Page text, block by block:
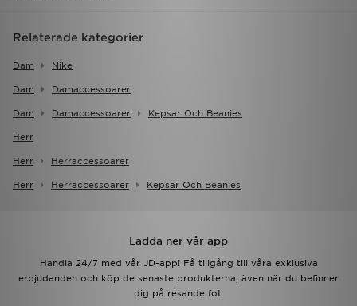
Relaterade kategorier
Dam Nike
Dam Damaccessoarer
Dam Damaccessoarer Kepsar Och Beanies
Herr
Herr Herraccessoarer
Herr Herraccessoarer Kepsar Och Beanies
Ladda ner vår app
Handla 24/7 med vår JD-app! Få tillgång till våra exklusiva
erbjudanden och köp de senaste produkterna, även när du befinner
dig på resande fot.